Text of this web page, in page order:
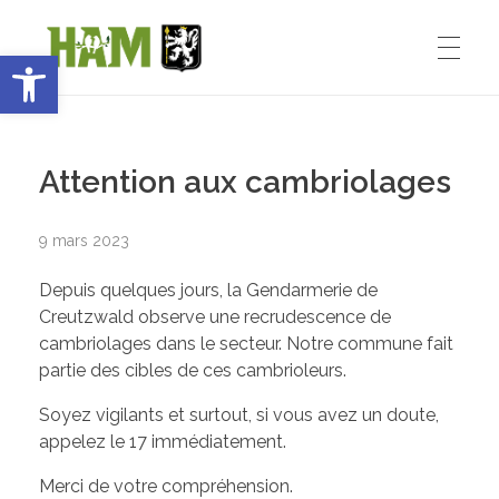
Ouvrir la barre d’outils
Ham-sous-Varsberg
Démarches administratives
Inventons le HAM de demain
VIE INSTITUTIONNELLE
Le conseil Municipal
VIE PRATIQUE
Attention aux cambriolages
9 mars 2023
Depuis quelques jours, la Gendarmerie de
Creutzwald observe une recrudescence de
cambriolages dans le secteur. Notre commune fait
partie des cibles de ces cambrioleurs.
Soyez vigilants et surtout, si vous avez un doute,
appelez le 17 immédiatement.
Merci de votre compréhension.